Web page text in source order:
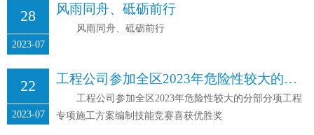
28
2023-07
风雨同舟、砥砺前行
风雨同舟、砥砺前行
22
2023-07
工程公司参加全区2023年危险性较大的分部分项工程专项施工方案编制技能竞赛喜获优胜奖
工程公司参加全区2023年危险性较大的分部分项工程
专项施工方案编制技能竞赛喜获优胜奖